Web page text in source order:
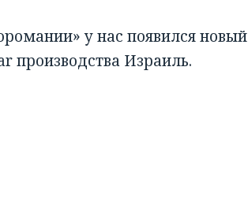
у нас появился новый
производства Израиль.